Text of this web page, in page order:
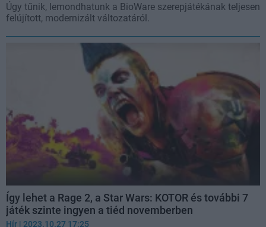
Úgy tűnik, lemondhatunk a BioWare szerepjátékának teljesen
felújított, modernizált változatáról.
Így lehet a Rage 2, a Star Wars: KOTOR és további 7
játék szinte ingyen a tiéd novemberben
Hír | 2023.10.27 17:25